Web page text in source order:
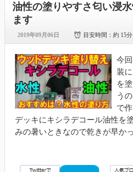
油性の塗りやすさ匂い浸
ます
2019年09月06日 目安時間：約 15分
今
装
を
う
で
デッキにキシラデコール油性を
みの暑いときなので乾きが早か